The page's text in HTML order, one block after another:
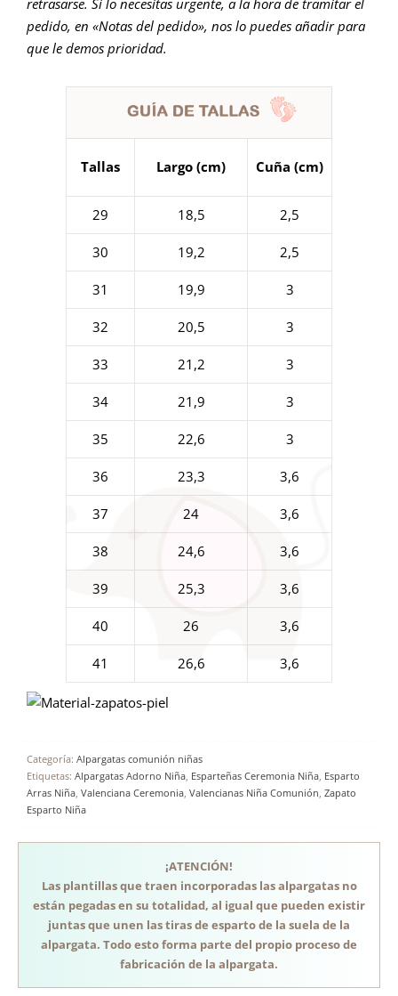
retrasarse. Si lo necesitas urgente, a la hora de tramitar el
pedido, en «Notas del pedido», nos lo puedes añadir para
que le demos prioridad.
Tallas Largo (cm) Cuña (cm)
29 18,5 2,5
30 19,2 2,5
31 19,9 3
32 20,5 3
33 21,2 3
34 21,9 3
35 22,6 3
36 23,3 3,6
37 24 3,6
38 24,6 3,6
39 25,3 3,6
40 26 3,6
41 26,6 3,6
Categoría: Alpargatas comunión niñas
Etiquetas: Alpargatas Adorno Niña, Esparteñas Ceremonia Niña, Esparto
Arras Niña, Valenciana Ceremonia, Valencianas Niña Comunión, Zapato
Esparto Niña
¡ATENCIÓN!
Las plantillas que traen incorporadas las alpargatas no
están pegadas en su totalidad, al igual que pueden existir
juntas que unen las tiras de esparto de la suela de la
alpargata. Todo esto forma parte del propio proceso de
fabricación de la alpargata.